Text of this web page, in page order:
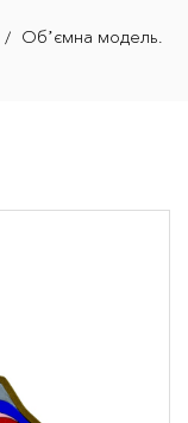
Обʼємна модель.